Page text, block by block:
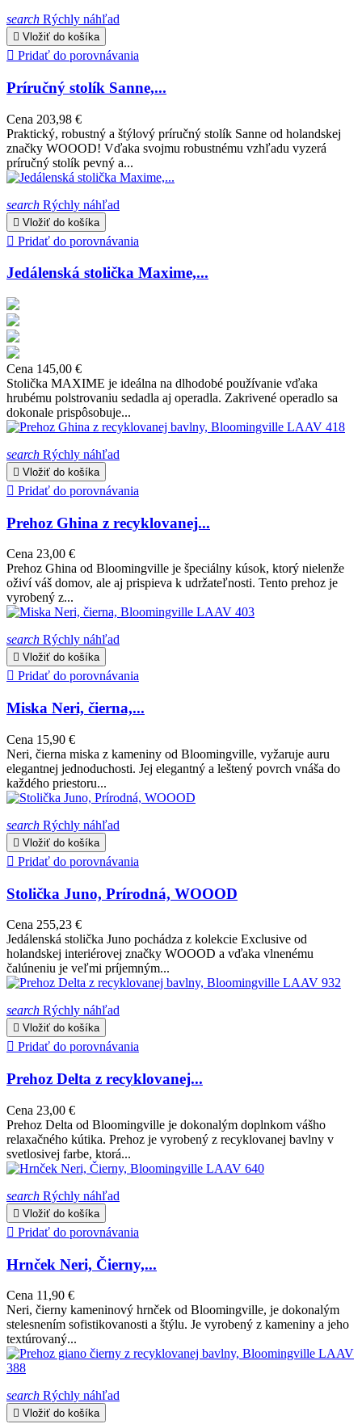
search Rýchly náhľad
 Vložiť do košíka
 Pridať do porovnávania
Príručný stolík Sanne,...
Cena 203,98 €
Praktický, robustný a štýlový príručný stolík Sanne od holandskej
značky WOOOD! Vďaka svojmu robustnému vzhľadu vyzerá
príručný stolík pevný a...
search Rýchly náhľad
 Vložiť do košíka
 Pridať do porovnávania
Jedálenská stolička Maxime,...
Cena 145,00 €
Stolička MAXIME je ideálna na dlhodobé používanie vďaka
hrubému polstrovaniu sedadla aj operadla. Zakrivené operadlo sa
dokonale prispôsobuje...
search Rýchly náhľad
 Vložiť do košíka
 Pridať do porovnávania
Prehoz Ghina z recyklovanej...
Cena 23,00 €
Prehoz Ghina od Bloomingville je špeciálny kúsok, ktorý nielenže
oživí váš domov, ale aj prispieva k udržateľnosti. Tento prehoz je
vyrobený z...
search Rýchly náhľad
 Vložiť do košíka
 Pridať do porovnávania
Miska Neri, čierna,...
Cena 15,90 €
Neri, čierna miska z kameniny od Bloomingville, vyžaruje auru
elegantnej jednoduchosti. Jej elegantný a leštený povrch vnáša do
každého priestoru...
search Rýchly náhľad
 Vložiť do košíka
 Pridať do porovnávania
Stolička Juno, Prírodná, WOOOD
Cena 255,23 €
Jedálenská stolička Juno pochádza z kolekcie Exclusive od
holandskej interiérovej značky WOOOD a vďaka vlnenému
čalúneniu je veľmi príjemným...
search Rýchly náhľad
 Vložiť do košíka
 Pridať do porovnávania
Prehoz Delta z recyklovanej...
Cena 23,00 €
Prehoz Delta od Bloomingville je dokonalým doplnkom vášho
relaxačného kútika. Prehoz je vyrobený z recyklovanej bavlny v
svetlosivej farbe, ktorá...
search Rýchly náhľad
 Vložiť do košíka
 Pridať do porovnávania
Hrnček Neri, Čierny,...
Cena 11,90 €
Neri, čierny kameninový hrnček od Bloomingville, je dokonalým
stelesnením sofistikovanosti a štýlu. Je vyrobený z kameniny a jeho
textúrovaný...
search Rýchly náhľad
 Vložiť do košíka